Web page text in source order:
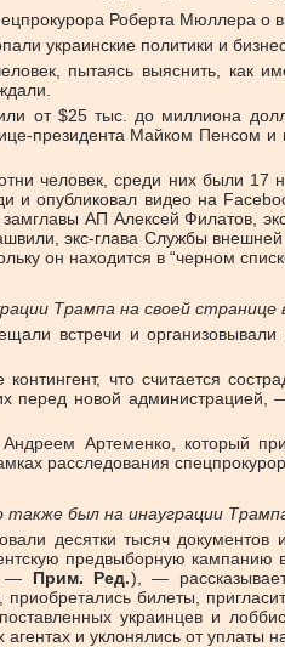
Роберта Мюллера
украинские политики и
пытаясь выяснить, как
от $25 тыс. до миллиона
президента Майком Пенсом
человек, среди них были
и опубликовал видео на
АП Алексей Филатов,
экс-глава Службы
он находится в “черном
Трампа на своей странице
встречи и
что считается
перед новой администрацией,
Артеменко, который
расследования
был на инауграции
десятки тысяч документов
предвыборную
— Прим. Ред.), —
приобретались билеты,
украинцев и
агентах и уклонялись от